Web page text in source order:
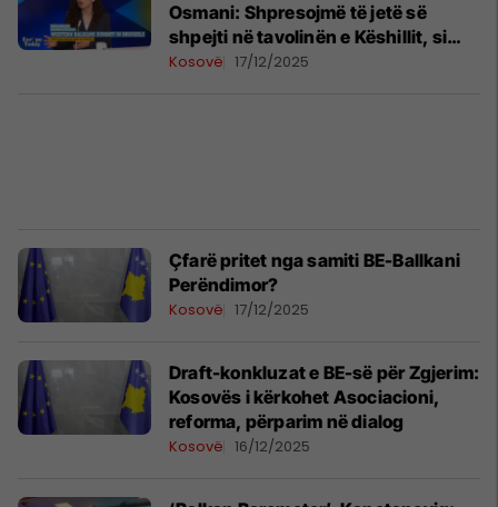
Osmani: Shpresojmë të jetë së
shpejti në tavolinën e Këshillit, si
shtet dhe komb kemi kontribuar në
Kosovë 17/12/2025
Çfarë pritet nga samiti BE-Ballkani
Perëndimor?
Kosovë 17/12/2025
Draft-konkluzat e BE-së për Zgjerim:
Kosovës i kërkohet Asociacioni,
reforma, përparim në dialog
Kosovë 16/12/2025